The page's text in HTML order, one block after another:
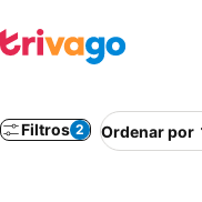
Filtros 2 Ordenar por